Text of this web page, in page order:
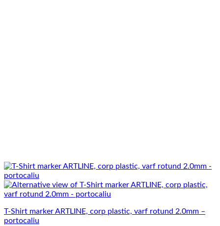
T-Shirt marker ARTLINE, corp plastic, varf rotund 2.0mm –
portocaliu